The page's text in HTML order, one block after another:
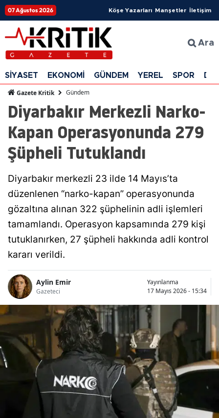
07 Ağustos 2026 Köşe Yazarları Manşetler İletişim
Ara
SİYASET EKONOMİ GÜNDEM YEREL SPOR
Gazete Kritik Gündem
Diyarbakır Merkezli Narko-
Kapan Operasyonunda 279
Şüpheli Tutuklandı
Diyarbakır merkezli 23 ilde 14 Mayıs’ta
düzenlenen “narko-kapan” operasyonunda
gözaltına alınan 322 şüphelinin adli işlemleri
tamamlandı. Operasyon kapsamında 279 kişi
tutuklanırken, 27 şüpheli hakkında adli kontrol
kararı verildi.
Aylin Emir
Gazeteci
Yayınlanma
17 Mayıs 2026 - 15:34